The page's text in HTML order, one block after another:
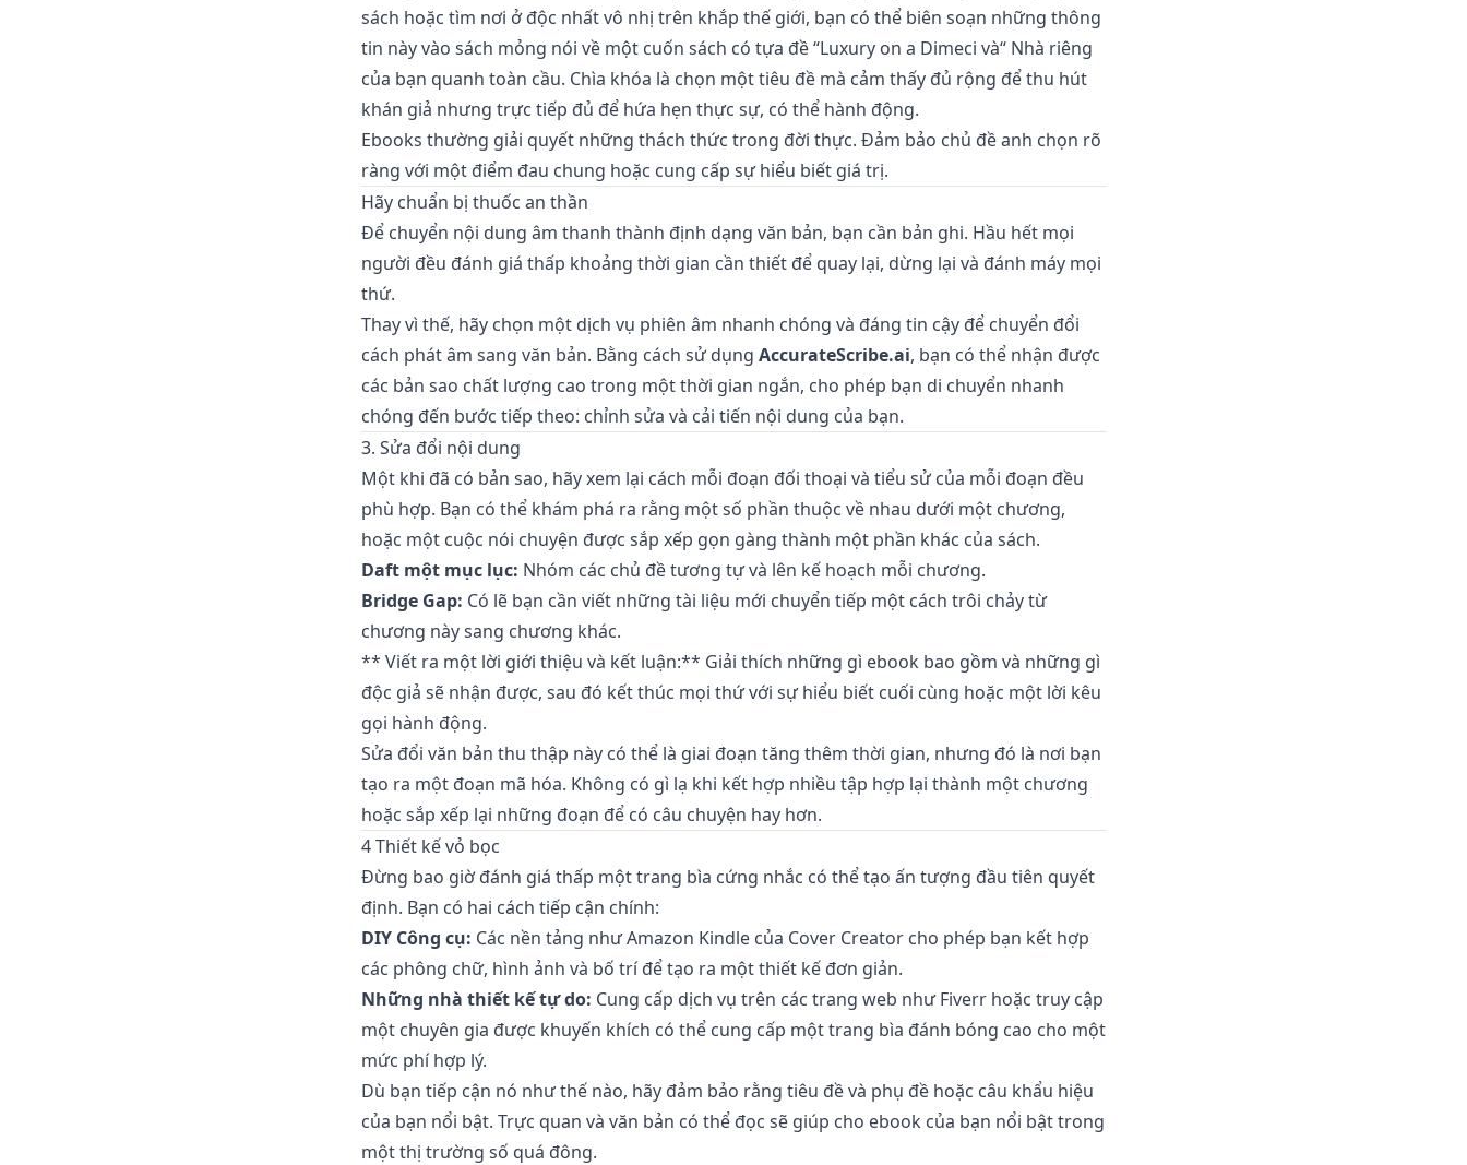
sách hoặc tìm nơi ở độc nhất vô nhị trên khắp thế giới, bạn có thể biên soạn những thông
tin này vào sách mỏng nói về một cuốn sách có tựa đề “Luxury on a Dimeci và“ Nhà riêng
của bạn quanh toàn cầu. Chìa khóa là chọn một tiêu đề mà cảm thấy đủ rộng để thu hút
khán giả nhưng trực tiếp đủ để hứa hẹn thực sự, có thể hành động.
Ebooks thường giải quyết những thách thức trong đời thực. Đảm bảo chủ đề anh chọn rõ
ràng với một điểm đau chung hoặc cung cấp sự hiểu biết giá trị.
Hãy chuẩn bị thuốc an thần
Để chuyển nội dung âm thanh thành định dạng văn bản, bạn cần bản ghi. Hầu hết mọi
người đều đánh giá thấp khoảng thời gian cần thiết để quay lại, dừng lại và đánh máy mọi
thứ.
Thay vì thế, hãy chọn một dịch vụ phiên âm nhanh chóng và đáng tin cậy để chuyển đổi
cách phát âm sang văn bản. Bằng cách sử dụng AccurateScribe.ai, bạn có thể nhận được
các bản sao chất lượng cao trong một thời gian ngắn, cho phép bạn di chuyển nhanh
chóng đến bước tiếp theo: chỉnh sửa và cải tiến nội dung của bạn.
3. Sửa đổi nội dung
Một khi đã có bản sao, hãy xem lại cách mỗi đoạn đối thoại và tiểu sử của mỗi đoạn đều
phù hợp. Bạn có thể khám phá ra rằng một số phần thuộc về nhau dưới một chương,
hoặc một cuộc nói chuyện được sắp xếp gọn gàng thành một phần khác của sách.
Daft một mục lục: Nhóm các chủ đề tương tự và lên kế hoạch mỗi chương.
Bridge Gap: Có lẽ bạn cần viết những tài liệu mới chuyển tiếp một cách trôi chảy từ
chương này sang chương khác.
** Viết ra một lời giới thiệu và kết luận:** Giải thích những gì ebook bao gồm và những gì
độc giả sẽ nhận được, sau đó kết thúc mọi thứ với sự hiểu biết cuối cùng hoặc một lời kêu
gọi hành động.
Sửa đổi văn bản thu thập này có thể là giai đoạn tăng thêm thời gian, nhưng đó là nơi bạn
tạo ra một đoạn mã hóa. Không có gì lạ khi kết hợp nhiều tập hợp lại thành một chương
hoặc sắp xếp lại những đoạn để có câu chuyện hay hơn.
4 Thiết kế vỏ bọc
Đừng bao giờ đánh giá thấp một trang bìa cứng nhắc có thể tạo ấn tượng đầu tiên quyết
định. Bạn có hai cách tiếp cận chính:
DIY Công cụ: Các nền tảng như Amazon Kindle của Cover Creator cho phép bạn kết hợp
các phông chữ, hình ảnh và bố trí để tạo ra một thiết kế đơn giản.
Những nhà thiết kế tự do: Cung cấp dịch vụ trên các trang web như Fiverr hoặc truy cập
một chuyên gia được khuyến khích có thể cung cấp một trang bìa đánh bóng cao cho một
mức phí hợp lý.
Dù bạn tiếp cận nó như thế nào, hãy đảm bảo rằng tiêu đề và phụ đề hoặc câu khẩu hiệu
của bạn nổi bật. Trực quan và văn bản có thể đọc sẽ giúp cho ebook của bạn nổi bật trong
một thị trường số quá đông.